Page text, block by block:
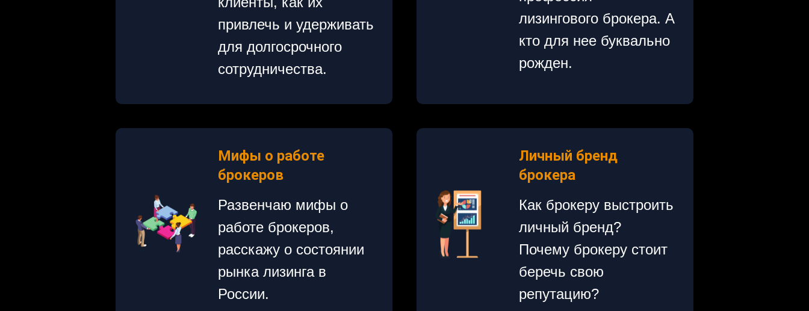
привлечь и удерживать
для долгосрочного
сотрудничества.
лизингового брокера. А
кто для нее буквально
рожден.
Мифы о работе
брокеров
Развенчаю мифы о
работе брокеров,
расскажу о состоянии
рынка лизинга в
России.
Личный бренд
брокера
Как брокеру выстроить
личный бренд?
Почему брокеру стоит
беречь свою
репутацию?